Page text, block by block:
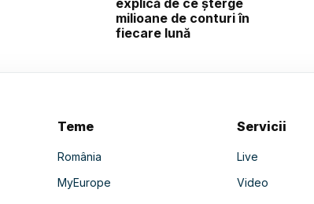
milioane de conturi în
fiecare lună
Teme
România
MyEurope
Servicii
Live
Video